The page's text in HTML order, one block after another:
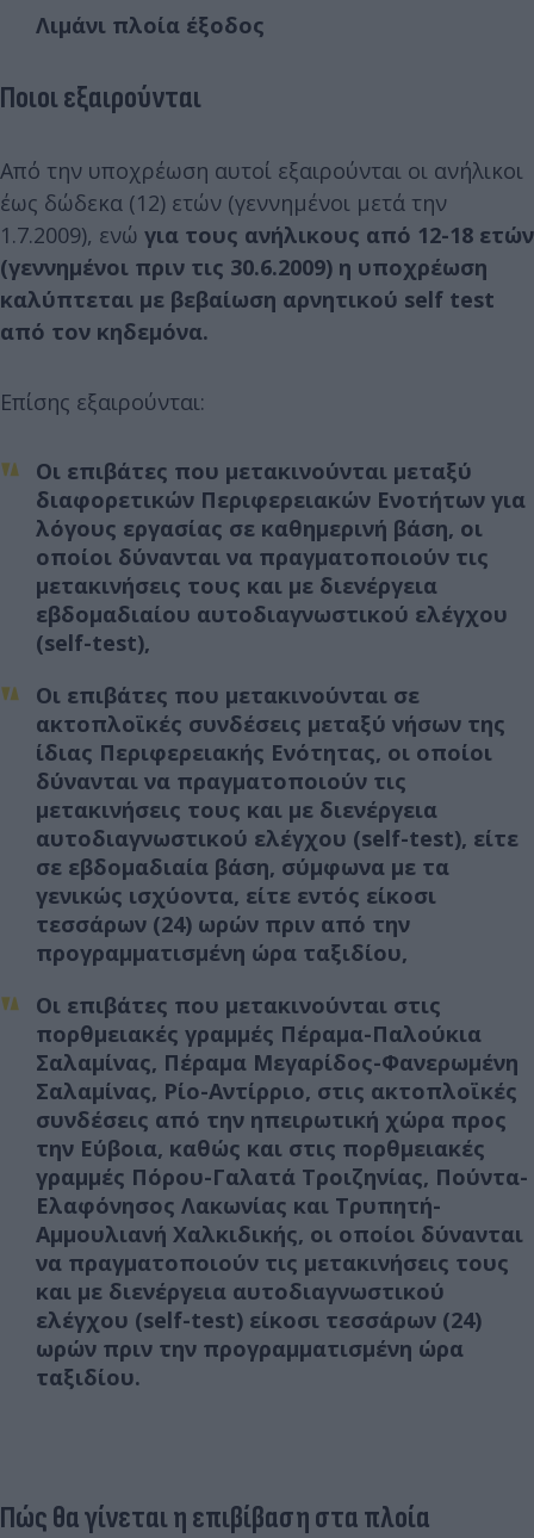
Λιμάνι πλοία έξοδος
Ποιοι εξαιρούνται
Από την υποχρέωση αυτοί εξαιρούνται οι ανήλικοι
έως δώδεκα (12) ετών (γεννημένοι μετά την
1.7.2009), ενώ για τους ανήλικους από 12-18 ετών
(γεννημένοι πριν τις 30.6.2009) η υποχρέωση
καλύπτεται με βεβαίωση αρνητικού self test
από τον κηδεμόνα.
Επίσης εξαιρούνται:
Οι επιβάτες που μετακινούνται μεταξύ
διαφορετικών Περιφερειακών Ενοτήτων για
λόγους εργασίας σε καθημερινή βάση, οι
οποίοι δύνανται να πραγματοποιούν τις
μετακινήσεις τους και με διενέργεια
εβδομαδιαίου αυτοδιαγνωστικού ελέγχου
(self-test),
Οι επιβάτες που μετακινούνται σε
ακτοπλοϊκές συνδέσεις μεταξύ νήσων της
ίδιας Περιφερειακής Ενότητας, οι οποίοι
δύνανται να πραγματοποιούν τις
μετακινήσεις τους και με διενέργεια
αυτοδιαγνωστικού ελέγχου (self-test), είτε
σε εβδομαδιαία βάση, σύμφωνα με τα
γενικώς ισχύοντα, είτε εντός είκοσι
τεσσάρων (24) ωρών πριν από την
προγραμματισμένη ώρα ταξιδίου,
Οι επιβάτες που μετακινούνται στις
πορθμειακές γραμμές Πέραμα-Παλούκια
Σαλαμίνας, Πέραμα Μεγαρίδος-Φανερωμένη
Σαλαμίνας, Ρίο-Αντίρριο, στις ακτοπλοϊκές
συνδέσεις από την ηπειρωτική χώρα προς
την Εύβοια, καθώς και στις πορθμειακές
γραμμές Πόρου-Γαλατά Τροιζηνίας, Πούντα-
Ελαφόνησος Λακωνίας και Τρυπητή-
Αμμουλιανή Χαλκιδικής, οι οποίοι δύνανται
να πραγματοποιούν τις μετακινήσεις τους
και με διενέργεια αυτοδιαγνωστικού
ελέγχου (self-test) είκοσι τεσσάρων (24)
ωρών πριν την προγραμματισμένη ώρα
ταξιδίου.
Πώς θα γίνεται η επιβίβαση στα πλοία